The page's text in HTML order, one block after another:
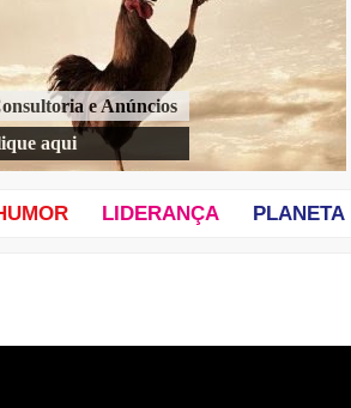
e Anúncios
aqui
LIDERANÇA PLANETA